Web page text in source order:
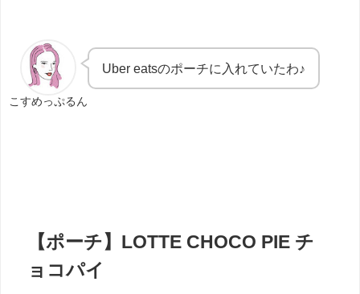
こすめっぷるん
Uber eatsのポーチに入れていたわ♪
【ポーチ】LOTTE CHOCO PIE チ
ョコパイ